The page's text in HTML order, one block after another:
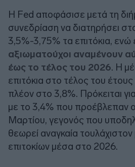
Η Fed αποφάσισε μετά τη
συνεδρίαση να διατηρήσει
3,5%-3,75% τα επιτόκια, ενώ
αξιωματούχοι αναμένουν
έως το τέλος του 2026. Η
επιτόκια στο τέλος του
πλέον στο 3,8%. Πρόκειται
με το 3,4% που προέβλεπαν
Μαρτίου, γεγονός που
θεωρεί αναγκαία
επιτοκίων μέσα στο 2026.